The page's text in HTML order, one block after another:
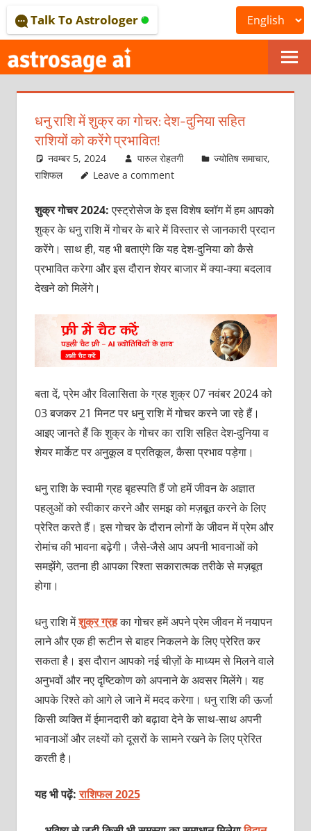
to
content
ONLINE
ASTROLOGICAL
JOURNAL
–
ASTROSAGE
MAGAZINE
Talk To Astrologer
धनु राशि में शुक्र का गोचर: देश-दुनिया सहित
राशियों को करेंगे प्रभावित!
नवम्बर 5, 2024 पारुल रोहतगी ज्योतिष समाचार,
राशिफल
Leave a comment
शुक्र गोचर 2024:एस्ट्रोसेज के इस विशेष ब्लॉग में हम आपको
शुक्र के धनु राशि में गोचर के बारे में विस्तार से जानकारी प्रदान
करेंगे। साथ ही, यह भी बताएंगे कि यह देश-दुनिया को कैसे
प्रभावित करेगा और इस दौरान शेयर बाजार में क्या-क्या बदलाव
देखने को मिलेंगे।
बता दें, प्रेम और विलासिता के ग्रह शुक्र 07 नवंबर 2024 को
03 बजकर 21 मिनट पर धनु राशि में गोचर करने जा रहे हैं।
आइए जानते हैं कि शुक्र के गोचर का राशि सहित देश-दुनिया व
शेयर मार्केट पर अनुकूल व प्रतिकूल, कैसा प्रभाव पड़ेगा।
धनु राशि के स्‍वामी ग्रह बृहस्‍पति हैं जो हमें जीवन के अज्ञात
पहलुओं को स्‍वीकार करने और समझ को मज़बूत करने के लिए
प्रेरित करते हैं। इस गोचर के दौरान लोगों के जीवन में प्रेम और
रोमांच की भावना बढ़ेगी। जैसे-जैसे आप अपनी भावनाओं को
समझेंगे, उतना ही आपका रिश्‍ता सकारात्‍मक तरीके से मज़बूत
होगा।
धनु राशि मेंशुक्र ग्रहका गोचर हमें अपने प्रेम जीवन में नयापन
लाने और एक ही रूटीन से बाहर निकलने के लिए प्रेरित कर
सकता है। इस दौरान आपको नई चीज़ों के माध्‍यम से मिलने वाले
अनुभवों और नए दृष्टिकोण को अपनाने के अवसर मिलेंगे। यह
आपके रिश्‍ते को आगे ले जाने में मदद करेगा। धनु राशि की ऊर्जा
किसी व्‍यक्‍ति में ईमानदारी को बढ़ावा देने के साथ-साथ अपनी
भावनाओं और लक्ष्‍यों को दूसरों के सामने रखने के लिए प्रेरित
करती है।
यह भी पढ़ें:राशिफल 2025